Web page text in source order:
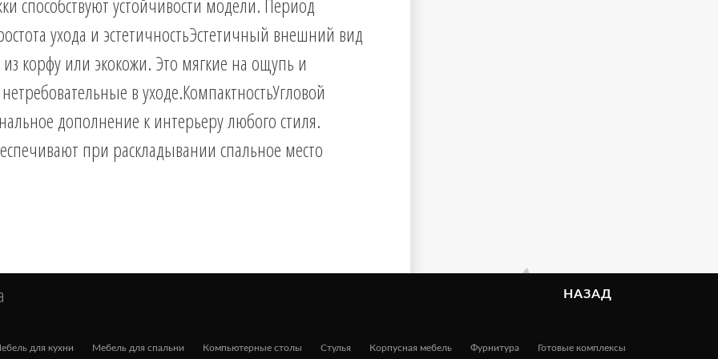
ухода и эстетичностьЭстетичный внешний вид
из корфу или экокожи. Это мягкие на ощупь и
в уходе.КомпактностьУгловой
дополнение к интерьеру любого стиля.
при раскладывании спальное место
НАЗАД
для кухни Мебель для спальни Компьютерные столы Стулья Корпусная мебель Фурнитура Готовые комплексы